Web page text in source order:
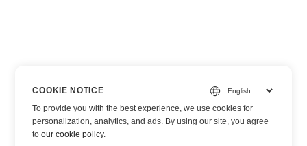
COOKIE NOTICE
To provide you with the best experience, we use cookies for
personalization, analytics, and ads. By using our site, you agree
toour cookie policy.